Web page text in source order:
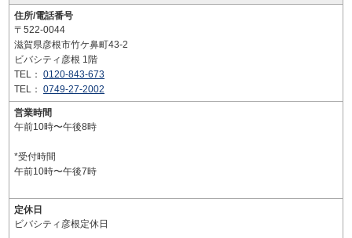
住所/電話番号
〒522-0044
滋賀県彦根市竹ケ鼻町43-2
ビバシティ彦根 1階
TEL： 0120-843-673
TEL： 0749-27-2002
営業時間
午前10時〜午後8時
*受付時間
午前10時〜午後7時
定休日
ビバシティ彦根定休日